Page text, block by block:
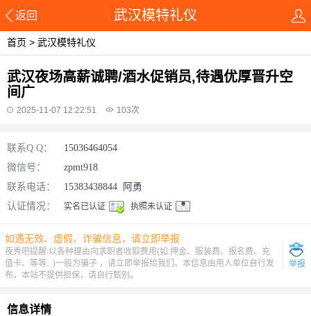
返回 武汉模特礼仪
首页 > 武汉模特礼仪
武汉夜场高薪诚聘/酒水促销员,待遇优厚晋升空
间广
2025-11-07 12:22:51 103次
联系Q Q：
15036464054
微信号：
zpmt918
联系电话：
15383438844 阿勇
认证情况：
实名已认证 执照未认证
如遇无效、虚假、诈骗信息，请立即举报
夜秀吧提醒:以各种理由向求职者收取费用(如:押金、服装费、报名费、充
值卡、等等.. )一般为骗子 ，请立即举报给我们。本信息由用人单位自行发
布，本站不提供担保，请自行甄别。
举报
信息详情